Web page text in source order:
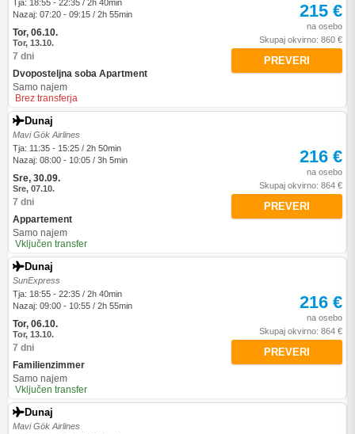
Tja: 18:55 - 22:35 / 2h 40min
Nazaj: 07:20 - 09:15 / 2h 55min
Tor, 06.10.
Tor, 13.10.
7 dni
Dvoposteljna soba Apartment
Samo najem
Brez transferja
215 €
na osebo
Skupaj okvirno: 860 €
PREVERI
Dunaj
Mavi Gök Airlines
Tja: 11:35 - 15:25 / 2h 50min
Nazaj: 08:00 - 10:05 / 3h 5min
Sre, 30.09.
Sre, 07.10.
7 dni
Appartement
Samo najem
Vključen transfer
216 €
na osebo
Skupaj okvirno: 864 €
PREVERI
Dunaj
SunExpress
Tja: 18:55 - 22:35 / 2h 40min
Nazaj: 09:00 - 10:55 / 2h 55min
Tor, 06.10.
Tor, 13.10.
7 dni
Familienzimmer
Samo najem
Vključen transfer
216 €
na osebo
Skupaj okvirno: 864 €
PREVERI
Dunaj
Mavi Gök Airlines